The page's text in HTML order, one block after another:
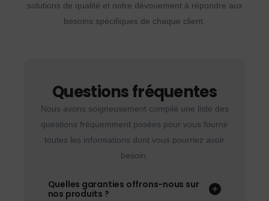
solutions de qualité et notre dévouement à répondre aux
besoins spécifiques de chaque client.
Questions fréquentes
Nous avons soigneusement compilé une liste des
questions fréquemment posées pour vous fournir
toutes les informations dont vous pourriez avoir
besoin.
Quelles garanties offrons-nous sur
nos produits ?